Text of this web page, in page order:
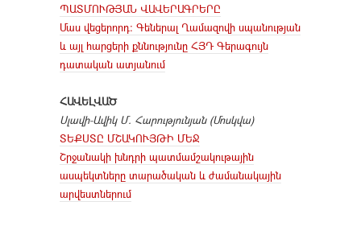
ՊԱՏՄՈՒԹՅԱՆ ՎԱՎԵՐԱԳՐԵՐԸ
Մաս վեցերորդ: Գեներալ Ղամազովի սպանության
և այլ հարցերի քննությունը ՀՅԴ Գերագույն
դատական ատյանում
ՀԱՎԵԼՎԱԾ
Սլավի-Ավիկ Մ. Հարությունյան (Մոսկվա)
ՏԵՔՍՏԸ ՄՇԱԿՈՒՅԹԻ ՄԵՋ
Շրջանակի խնդրի պատմամշակութային
ասպեկտները տարածական և ժամանակային
արվեստներում